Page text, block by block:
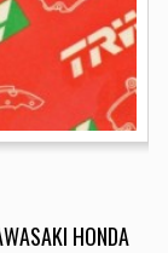
HONDA